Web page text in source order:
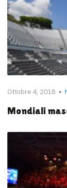
Ottobre 4, 2018
Mondiali